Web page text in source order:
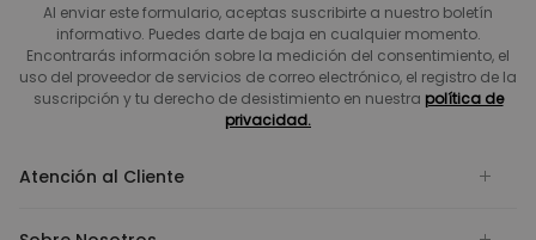
Al enviar este formulario, aceptas suscribirte a nuestro boletín
informativo. Puedes darte de baja en cualquier momento.
Encontrarás información sobre la medición del consentimiento, el
uso del proveedor de servicios de correo electrónico, el registro de la
suscripción y tu derecho de desistimiento en nuestra política de
privacidad.
Atención al Cliente